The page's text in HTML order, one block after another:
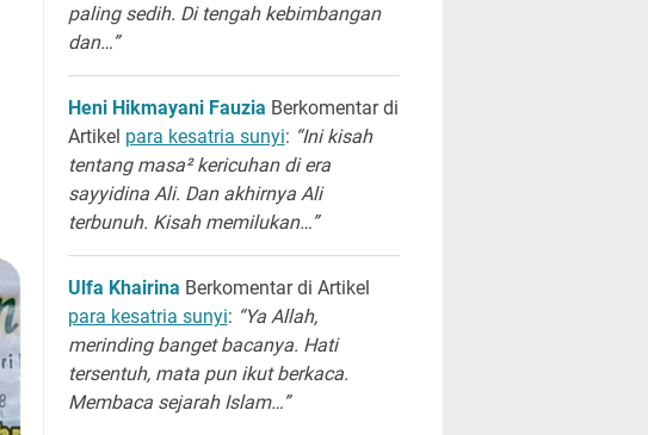
paling sedih. Di tengah kebimbangan
dan…”
Heni Hikmayani Fauzia Berkomentar di
Artikel para kesatria sunyi: “Ini kisah
tentang masa² kericuhan di era
sayyidina Ali. Dan akhirnya Ali
terbunuh. Kisah memilukan…”
Ulfa Khairina Berkomentar di Artikel
para kesatria sunyi: “Ya Allah,
merinding banget bacanya. Hati
tersentuh, mata pun ikut berkaca.
Membaca sejarah Islam…”